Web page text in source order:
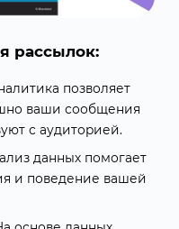
рассылок:
позволяет
ваши сообщения
с аудиторией.
данных помогает
и поведение вашей